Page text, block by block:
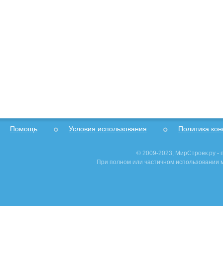
Помощь Условия использования Политика
© 2009-2023, МирСтроек.ру -
При полном или частичном использовании